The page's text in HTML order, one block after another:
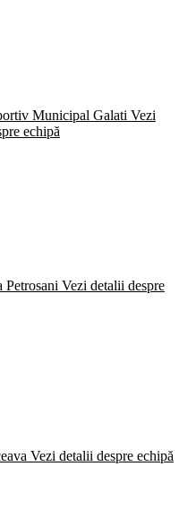
Municipal Galati Vezi
echipă
Petrosani Vezi detalii despre
Vezi detalii despre echipă